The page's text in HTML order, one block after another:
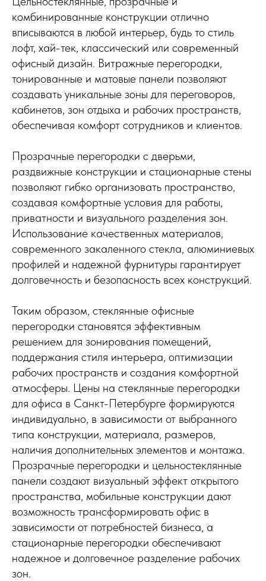
комбинированные конструкции отлично
вписываются в любой интерьер, будь то стиль
лофт, хай-тек, классический или современный
офисный дизайн. Витражные перегородки,
тонированные и матовые панели позволяют
создавать уникальные зоны для переговоров,
кабинетов, зон отдыха и рабочих пространств,
обеспечивая комфорт сотрудников и клиентов.
Прозрачные перегородки с дверьми,
раздвижные конструкции и стационарные стены
позволяют гибко организовать пространство,
создавая комфортные условия для работы,
приватности и визуального разделения зон.
Использование качественных материалов,
современного закаленного стекла, алюминиевых
профилей и надежной фурнитуры гарантирует
долговечность и безопасность всех конструкций.
Таким образом, стеклянные офисные
перегородки становятся эффективным
решением для зонирования помещений,
поддержания стиля интерьера, оптимизации
рабочих пространств и создания комфортной
атмосферы. Цены на стеклянные перегородки
для офиса в Санкт-Петербурге формируются
индивидуально, в зависимости от выбранного
типа конструкции, материала, размеров,
наличия дополнительных элементов и монтажа.
Прозрачные перегородки и цельностеклянные
панели создают визуальный эффект открытого
пространства, мобильные конструкции дают
возможность трансформировать офис в
зависимости от потребностей бизнеса, а
стационарные перегородки обеспечивают
надежное и долговечное разделение рабочих
зон.